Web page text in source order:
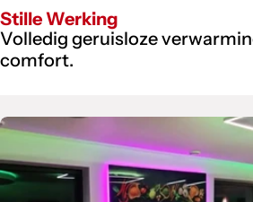
Stille Werking
Volledig geruisloze
comfort.